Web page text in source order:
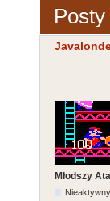
Młodszy
Nieaktywny